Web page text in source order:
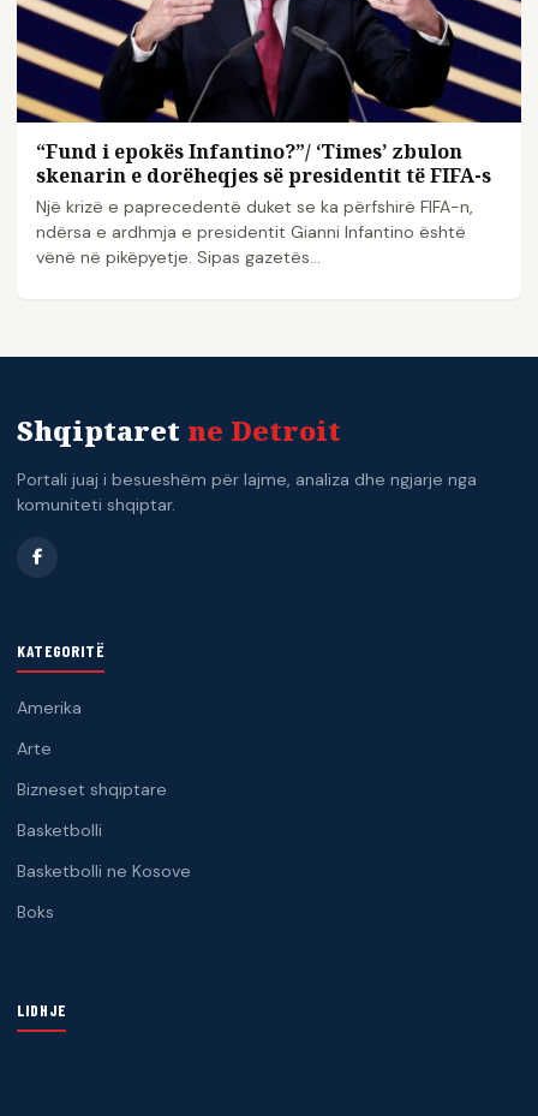
“Fund i epokës Infantino?”/ ‘Times’ zbulon
skenarin e dorëheqjes së presidentit të FIFA-s
Një krizë e paprecedentë duket se ka përfshirë FIFA-n,
ndërsa e ardhmja e presidentit Gianni Infantino është
vënë në pikëpyetje. Sipas gazetës…
Shqiptaret ne Detroit
Portali juaj i besueshëm për lajme, analiza dhe ngjarje nga
komuniteti shqiptar.
KATEGORITË
Amerika
Arte
Bizneset shqiptare
Basketbolli
Basketbolli ne Kosove
Boks
LIDHJE